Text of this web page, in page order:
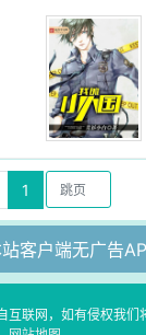
1
客户端无广告
联网，如有侵权我们